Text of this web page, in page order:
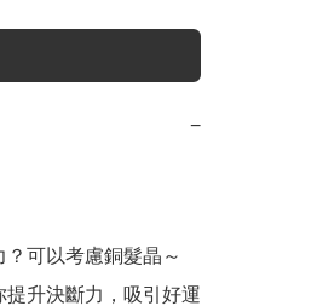
−
可以考慮銅髮晶～
升決斷力，吸引好運